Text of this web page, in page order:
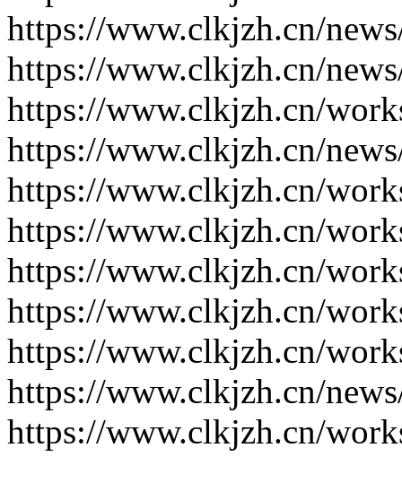
https://www.clkjzh.cn/
https://www.clkjzh.cn/
https://www.clkjzh.cn/
https://www.clkjzh.cn/
https://www.clkjzh.cn/
https://www.clkjzh.cn/
https://www.clkjzh.cn/
https://www.clkjzh.cn/
https://www.clkjzh.cn/
https://www.clkjzh.cn/
https://www.clkjzh.cn/